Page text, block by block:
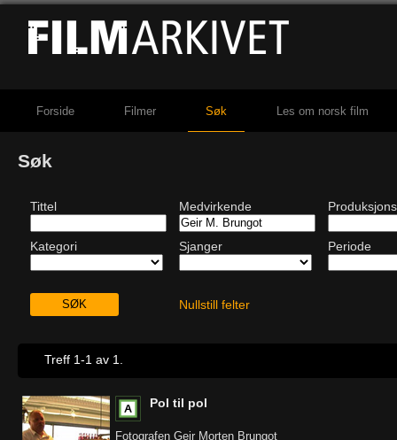
Forside Filmer Søk Les om norsk film
Søk
Tittel Medvirkende
Kategori Sjanger Periode
Nullstill felter
Treff 1-1 av 1.
Pol til pol
Fotografen Geir Morten Brungot